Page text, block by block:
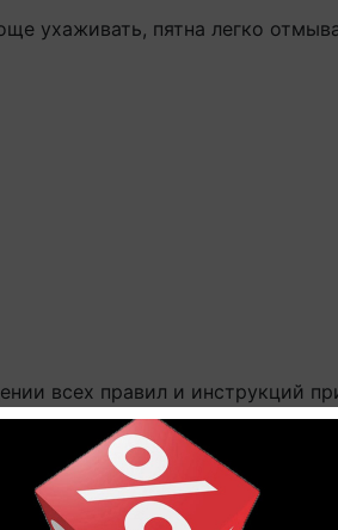
ухаживать, пятна легко
всех правил и инструкций
секторе (по запросу).